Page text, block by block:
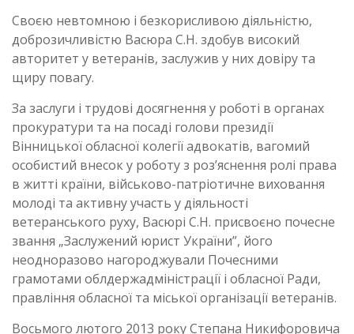
Своєю невтомною і безкорисливою діяльністю,
доброзичливістю Васюра С.Н. здобув високий
авторитет у ветеранів, заслужив у них довіру та
щиру повагу.
За заслуги і трудові досягнення у роботі в органах
прокуратури та на посаді голови президії
Вінницької обласної колегії адвокатів, вагомий
особистий внесок у роботу з роз’яснення ролі права
в житті країни, військово-патріотичне виховання
молоді та активну участь у діяльності
ветеранського руху, Васюрі С.Н. присвоєно почесне
звання „Заслужений юрист України”, його
неодноразово нагороджували Почесними
грамотами облдержадміністрації і обласної Ради,
правління обласної та міської організації ветеранів.
Восьмого лютого 2013 року Степана Никифоровича